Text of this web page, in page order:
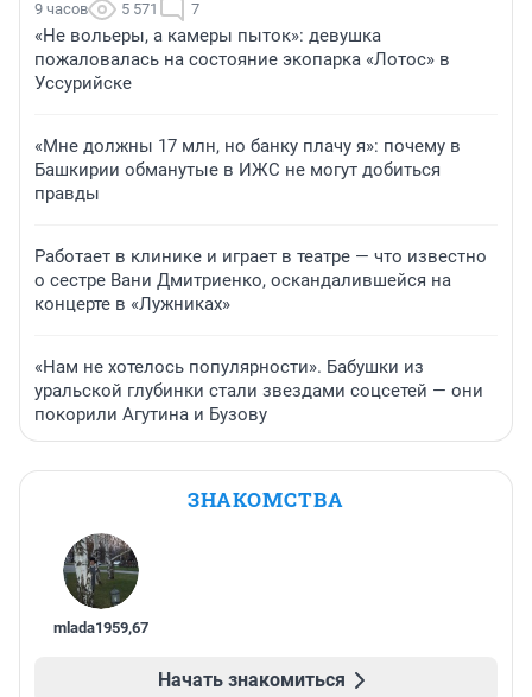
9 часов 5 571 7
«Не вольеры, а камеры пыток»: девушка
пожаловалась на состояние экопарка «Лотос» в
Уссурийске
«Мне должны 17 млн, но банку плачу я»: почему в
Башкирии обманутые в ИЖС не могут добиться
правды
Работает в клинике и играет в театре — что известно
о сестре Вани Дмитриенко, оскандалившейся на
концерте в «Лужниках»
«Нам не хотелось популярности». Бабушки из
уральской глубинки стали звездами соцсетей — они
покорили Агутина и Бузову
ЗНАКОМСТВА
mlada1959,67
Начать знакомиться